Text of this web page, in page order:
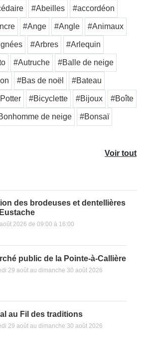
#Abeilles #accordéon
#Ange #Angle #Animaux
#Arbres #Arlequin
#Autruche #Balle de neige
#Bas de noël #Bateau
#Bicyclette #Bijoux #Boîte
de neige #Bonsaï
Voir tout
des brodeuses et dentellières
2026 de 09:00 à 16:00
public de la Pointe-à-Callière
29 août au dimanche 30 août 2026
au Fil des traditions
29 août au dimanche 30 août 2026